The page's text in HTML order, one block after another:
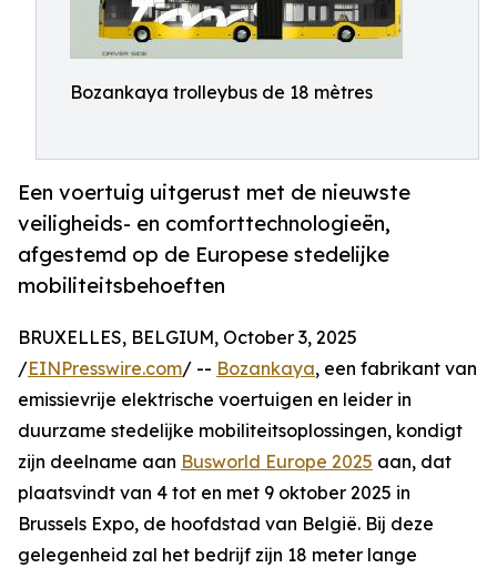
Bozankaya trolleybus de 18 mètres
Een voertuig uitgerust met de nieuwste
veiligheids- en comforttechnologieën,
afgestemd op de Europese stedelijke
mobiliteitsbehoeften
BRUXELLES, BELGIUM, October 3, 2025
/EINPresswire.com/ -- Bozankaya, een fabrikant van
emissievrije elektrische voertuigen en leider in
duurzame stedelijke mobiliteitsoplossingen, kondigt
zijn deelname aan Busworld Europe 2025 aan, dat
plaatsvindt van 4 tot en met 9 oktober 2025 in
Brussels Expo, de hoofdstad van België. Bij deze
gelegenheid zal het bedrijf zijn 18 meter lange